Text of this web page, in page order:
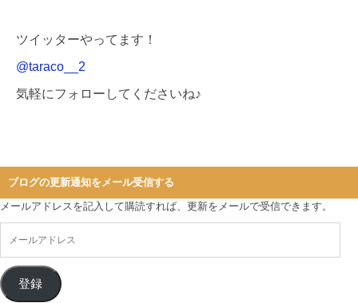
ツイッターやってます！
@taraco__2
気軽にフォローしてくださいね♪
ブログの更新通知をメール受信する
メールアドレスを記入して購読すれば、更新をメールで受信できます。
登録